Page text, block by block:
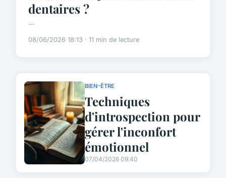
dentaires ?
...
08/06/2026 18:13 · 11 min de lecture
BIEN-ÊTRE
Techniques
d'introspection pour
gérer l'inconfort
émotionnel
07/04/2026 09:40